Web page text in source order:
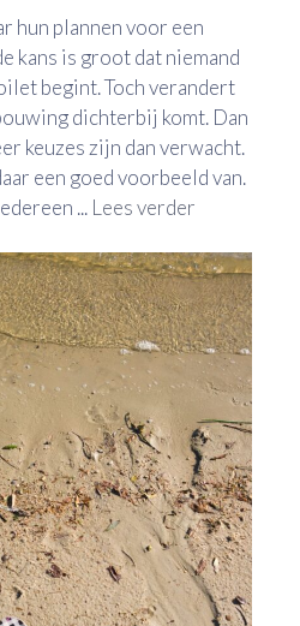
hun plannen voor een
kans is groot dat niemand
begint. Toch verandert
dichterbij komt. Dan
keuzes zijn dan verwacht.
een goed voorbeeld van.
... Lees verder